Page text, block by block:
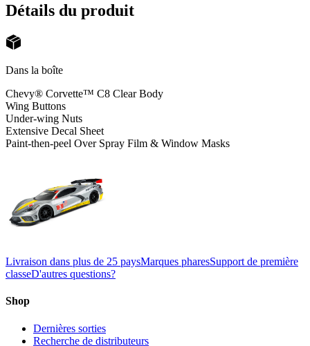
Détails du produit
Dans la boîte
Chevy® Corvette™ C8 Clear Body
Wing Buttons
Under-wing Nuts
Extensive Decal Sheet
Paint-then-peel Over Spray Film & Window Masks
Livraison dans plus de 25 paysMarques pharesSupport de première
classeD'autres questions?
Shop
Dernières sorties
Recherche de distributeurs